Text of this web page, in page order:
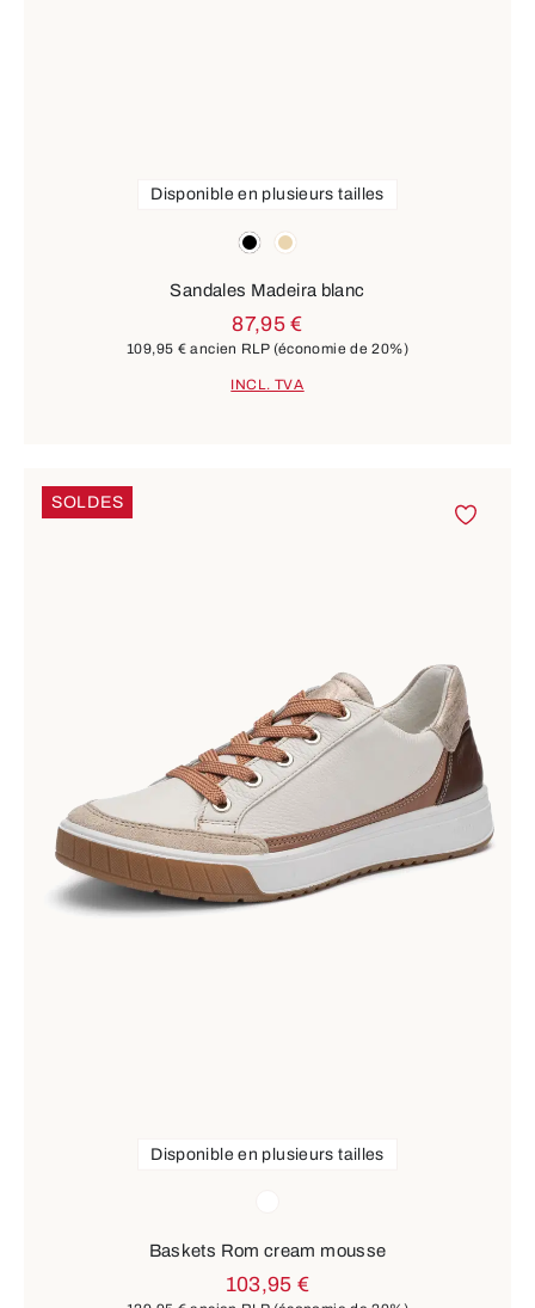
noir beige
Disponible en plusieurs tailles
Sandales Madeira blanc
87,95 €
109,95 € ancien RLP (économie de 20%)
INCL. TVA
SOLDES
Disponible en plusieurs tailles
Baskets Rom cream mousse
103,95 €